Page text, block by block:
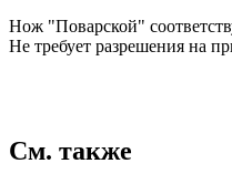
Нож "Поварской"
Не требует разрешения на
См. также